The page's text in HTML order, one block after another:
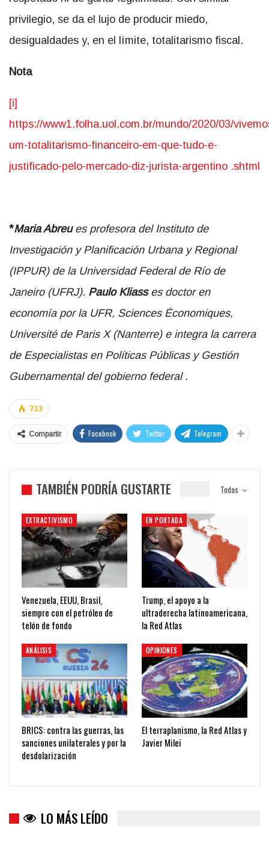
privilegio, se da el lujo de producir miedo,
desigualdades y, en el límite, totalitarismo fiscal.
Nota
[i]
https://www1.folha.uol.com.br/mundo/2020/03/
um-totalitarismo-financeiro-em-que-tudo-e-
justificado-pelo-mercado-diz-jurista-argentino .shtml
*Maria Abreu es profesora del Instituto de
Investigación y Planificación Urbana y Regional
(IPPUR) de la Universidad Federal de Río de
Janeiro (UFRJ). Paulo Kliass es doctor en
economía por la UFR, Sciences Économiques,
Université de Paris X (Nanterre) e integra la carrera
de Especialistas en Políticas Públicas y Gestión
Gubernamental del gobierno federal.
713
Compartir Facebook Twitter Telegram
Todas
TAMBIÉN PODRÍA GUSTARTE
EXTRACTIVISMO
Venezuela, EEUU, Brasil,
siempre con el petróleo de
telón de fondo
EN PORTADA
Trump, el apoyo a la
ultraderecha latinoamericana,
la Red Atlas
ANÁLISIS
BRICS: contra las guerras, las
sanciones unilaterales y por la
desdolarización
OPINIONES
El terraplanismo, la Red Atlas y
Javier Milei
LO MÁS LEÍDO